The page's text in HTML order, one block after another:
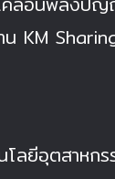
น KM
โลยีอุตสาหกร